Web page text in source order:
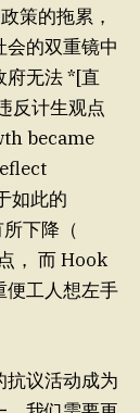
策的拖累，
的双重镜中
府无法 *[直
反计生观点
became
如此的
下降（
， 而 Hook
便工人想左手
抗议活动成为